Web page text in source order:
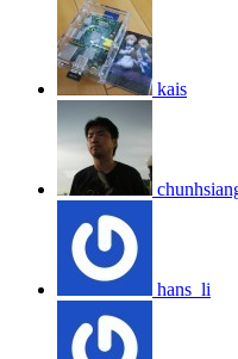
kais
hans_li